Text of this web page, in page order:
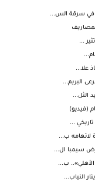
في سرقة الس...
...
علا...
البريم...
(فيديو)
...
لاتهامه ب...
سيمبا ال...
ب...